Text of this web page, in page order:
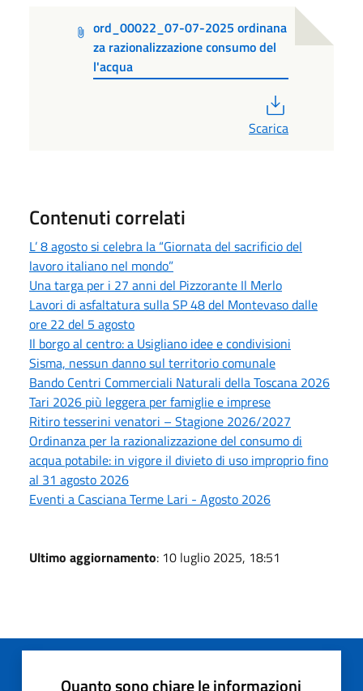
ord_00022_07-07-2025 ordinana
za razionalizzazione consumo del
l'acqua
Scarica
Contenuti correlati
L’ 8 agosto si celebra la “Giornata del sacrificio del
lavoro italiano nel mondo”
Una targa per i 27 anni del Pizzorante Il Merlo
Lavori di asfaltatura sulla SP 48 del Montevaso dalle
ore 22 del 5 agosto
Il borgo al centro: a Usigliano idee e condivisioni
Sisma, nessun danno sul territorio comunale
Bando Centri Commerciali Naturali della Toscana 2026
Tari 2026 più leggera per famiglie e imprese
Ritiro tesserini venatori – Stagione 2026/2027
Ordinanza per la razionalizzazione del consumo di
acqua potabile: in vigore il divieto di uso improprio fino
al 31 agosto 2026
Eventi a Casciana Terme Lari - Agosto 2026
Ultimo aggiornamento: 10 luglio 2025, 18:51
Quanto sono chiare le informazioni